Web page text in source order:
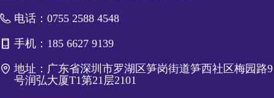
电话： 0755 2588 4548
手机： 185 6627 9139
地址： 广东省深圳市罗湖区笋岗街道笋西社区梅园路9
号润弘大厦T1第21层2101